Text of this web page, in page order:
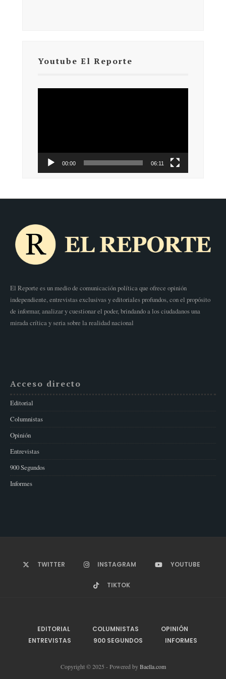
Youtube El Reporte
00:00 06:11
El Reporte es un medio de comunicación política que ofrece opinión
independiente, entrevistas exclusivas y editoriales profundos, con el propósito
de informar, analizar y cuestionar el poder, brindando a los ciudadanos una
mirada crítica y seria sobre la realidad nacional
Acceso directo
Editorial
Columnistas
Opinión
Entrevistas
900 Segundos
Informes
TWITTER INSTAGRAM YOUTUBE
TIKTOK
EDITORIAL COLUMNISTAS
OPINIÓN
ENTREVISTAS
900 SEGUNDOS INFORMES
Copyright © 2025 - Powered byBaella.com